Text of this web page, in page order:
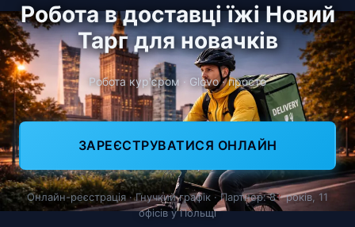
Робота в доставці їжі Новий
Тарг для новачків
Робота кур'єром · Glovo · просто
ЗАРЕЄСТРУВАТИСЯ ОНЛАЙН
Онлайн-реєстрація · Гнучкий графік · Партнер: 8+ років, 11
офісів у Польщі